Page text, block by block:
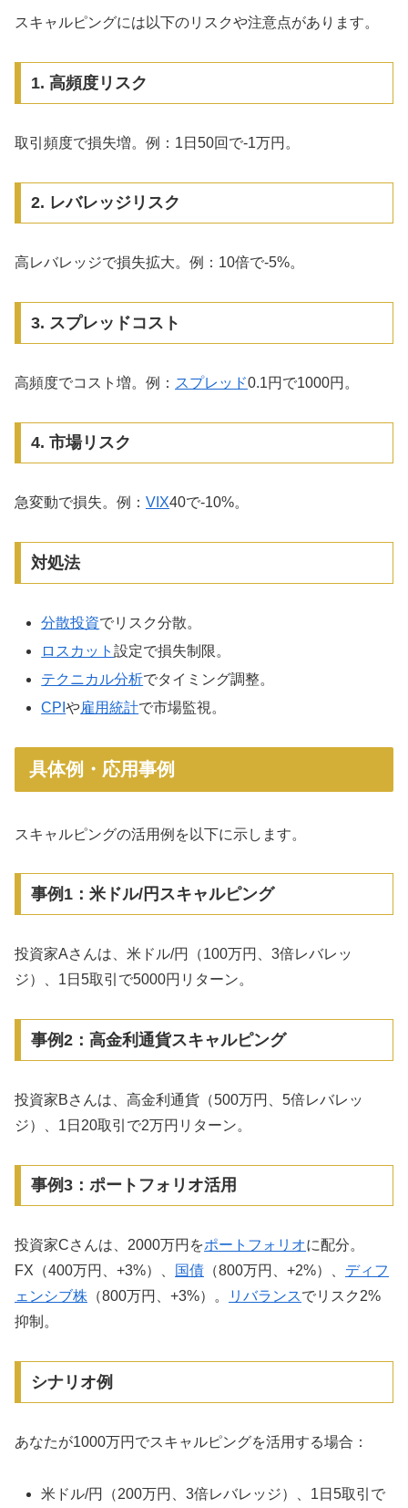
スキャルピングには以下のリスクや注意点があります。
1. 高頻度リスク
取引頻度で損失増。例：1日50回で-1万円。
2. レバレッジリスク
高レバレッジで損失拡大。例：10倍で-5%。
3. スプレッドコスト
高頻度でコスト増。例： スプレッド0.1円で1000円。
4. 市場リスク
急変動で損失。例： VIX40で-10%。
対処法
分散投資でリスク分散。
ロスカット設定で損失制限。
テクニカル分析でタイミング調整。
CPIや雇用統計で市場監視。
具体例・応用事例
スキャルピングの活用例を以下に示します。
事例1：米ドル/円スキャルピング
投資家Aさんは、米ドル/円（100万円、3倍レバレッ
ジ）、1日5取引で5000円リターン。
事例2：高金利通貨スキャルピング
投資家Bさんは、高金利通貨（500万円、5倍レバレッ
ジ）、1日20取引で2万円リターン。
事例3：ポートフォリオ活用
投資家Cさんは、2000万円をポートフォリオに配分。
FX（400万円、+3%）、
国債 （800万円、+2%）、 ディフ
ェンシブ株 （800万円、+3%）。 リバランスでリスク2%
抑制。
シナリオ例
あなたが1000万円でスキャルピングを活用する場合：
米ドル/円（200万円、3倍レバレッジ）、1日5取引で